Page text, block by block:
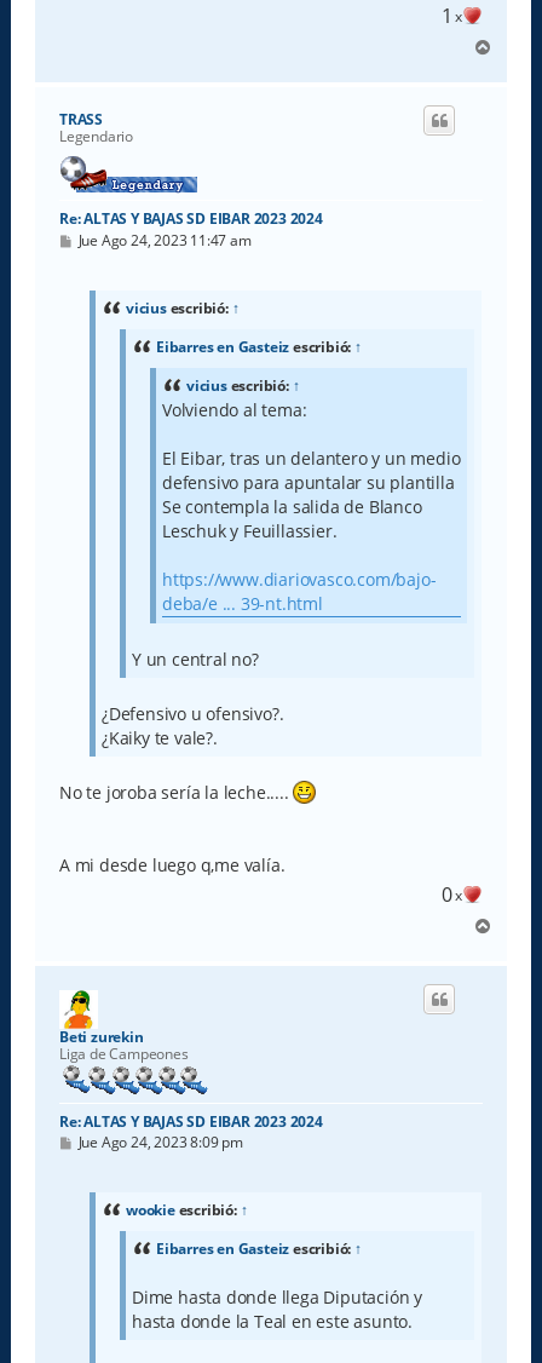
1 x
r
TRASS
Legendario
Re: ALTAS Y BAJAS SD EIBAR 2023 2024
M
Jue Ago 24, 2023 11:47 am
viciusescribió: ↑
Eibarres en Gasteizescribió: ↑
viciusescribió: ↑
Volviendo al tema:
El Eibar, tras un delantero y un medio
defensivo para apuntalar su plantilla
Se contempla la salida de Blanco
Leschuk y Feuillassier.
https://www.diariovasco.com/bajo-
deba/e ... 39-nt.html
Y un central no?
¿Defensivo u ofensivo?.
¿Kaiky te vale?.
No te joroba sería la leche.....
A mi desde luego q,me valía.
0x
r
Beti zurekin
Liga de Campeones
Re: ALTAS Y BAJAS SD EIBAR 2023 2024
M
Jue Ago 24, 2023 8:09 pm
wookieescribió: ↑
Eibarres en Gasteizescribió: ↑
Dime hasta donde llega Diputación y
hasta donde la Teal en este asunto.